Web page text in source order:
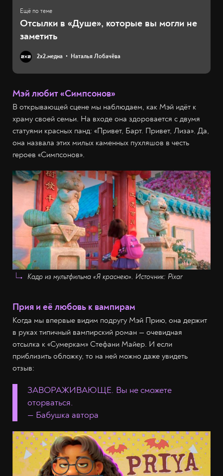
Отсылки в «Душе», которые вы могли не
заметить
2х2.медиа Наталья Лобачёва
Мэй любит «Симпсонов»
В открывающей сцене мы наблюдаем, как Мэй идёт к
храму своей семьи. На входе она здоровается с двумя
статуями красных панд: «Привет, Барт. Привет, Лиза». Да,
она назвала этих милых каменных пухляшов в честь
героев «Симпсонов».
Кадр из мультфильма «Я краснею». Источник: Pixar
Прия и её любовь к вампирам
Когда мы впервые видим подругу Мэй Прию, она держит
в руках типичный вампирский роман — очевидная
отсылка к «Сумеркам» Стефани Майер. И если
приблизить обложку, то на ней можно даже увидеть
отзыв:
ЗАВОРАЖИВАЮЩЕ. Вы не сможете
оторваться.
— Бабушка автора